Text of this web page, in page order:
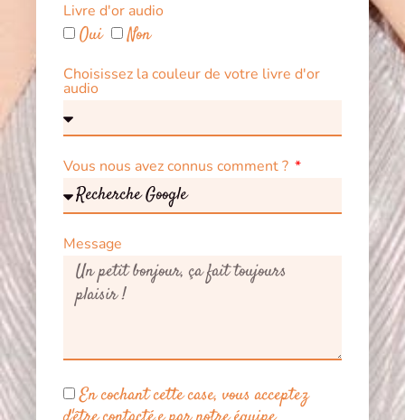
Livre d'or audio
Oui Non
Choisissez la couleur de votre livre d'or
audio
Vous nous avez connus comment ?
Message
En cochant cette case, vous acceptez